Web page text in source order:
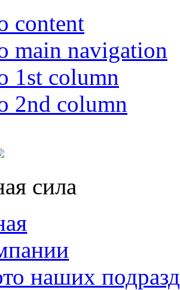
content
main navigation
1st column
2nd column
сила
наших